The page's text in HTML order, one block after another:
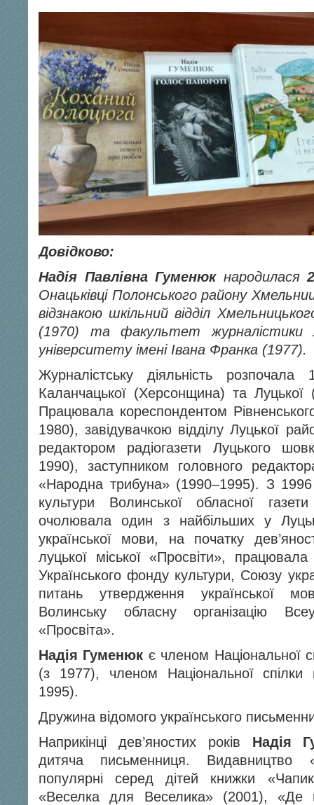
Довідково:
Надія Павлівна Гуменюкнародилася
Онацьківці Полонського району
відзнакою шкільний відділ
(1970) та факультет журналістики
університету імені Івана Франка (1977).
Журналістську діяльність
Каланчацької (Херсонщина) та Луцької
Працювала кореспондентом
1980), завідувачкою відділу Луцької
редактором радіогазети Луцького
1990), заступником головного
«Народна трибуна» (1990–1995). З 1996
культури Волинської обласної
очолювала один з найбільших у
української мови, на початку
луцької міської «Просвіти»,
Українського фонду культури, Союзу
питань утвердження української
Волинську обласну організацію
«Просвіта».
Надія Гуменюк є членом Національної
(з 1977), членом Національної спілки
1995).
Дружина відомого українського
Наприкінці дев’яностих років Надія
дитяча письменниця. Видавництво
популярні серед дітей книжки
«Веселка для Веселика» (2001), «Де